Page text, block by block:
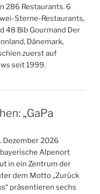
286 Restaurants. 6
Sterne-Restaurants,
48 Bib Gourmand Der
Dänemark,
zuerst auf
seit 1999.
„GaPa
Dezember 2026
Alpenort
in ein Zentrum der
dem Motto „Zurück
präsentieren sechs